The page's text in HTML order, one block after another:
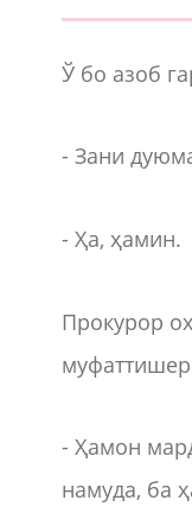
Ў бо азоб
- Зани
- Ҳа, ҳамин.
Прокурор
- Ҳамон
намуда, ба